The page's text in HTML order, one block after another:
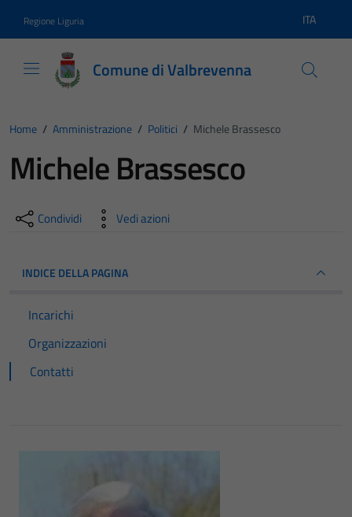
Regione Liguria Lingua
ITA
Comune di Valbrevenna
Home / Amministrazione / Politici / Michele Brassesco
Michele Brassesco
Condividi Vedi azioni
INDICE DELLA PAGINA
Incarichi
Organizzazioni
Contatti